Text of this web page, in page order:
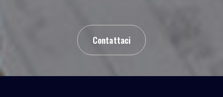
Contattaci